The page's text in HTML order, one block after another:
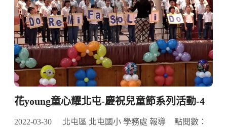
花young童心耀北屯-慶祝兒童節系列活動-4
2022-03-30 北屯區 北屯國小 學務處 報導
點閱數：